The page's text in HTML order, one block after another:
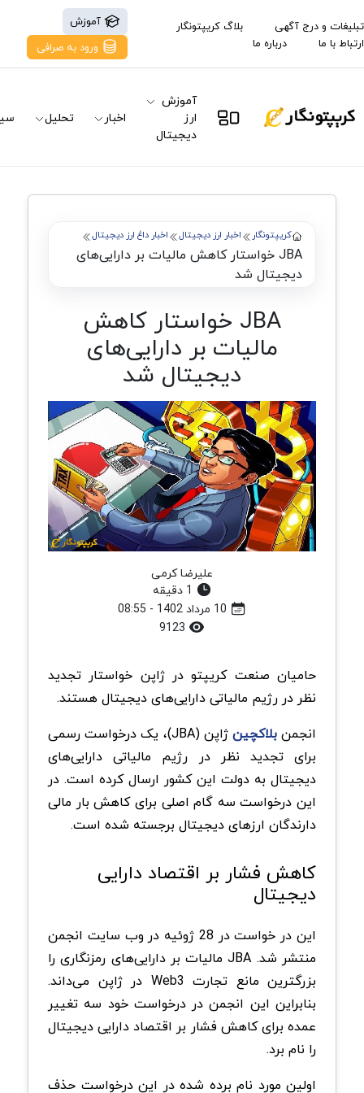
تبلیغات و درج آگهی
بلاگ کریپتونگار
ارتباط با ما
درباره ما
آموزش
ورود به صرافی
آموزش
ارز
دیجیتال
اخبار تحلیل
کریپتونگار اخبار ارز دیجیتال اخبار داغ ارز دیجیتال
JBA خواستار کاهش مالیات بر دارایی‌های
دیجیتال شد
JBA خواستار کاهش
مالیات بر دارایی‌های
دیجیتال شد
علیرضا کرمی
حامیان صنعت کریپتو در ژاپن خواستار تجدید
نظر در رژیم مالیاتی دارایی‌های دیجیتال هستند.
انجمنبلاکچین
ژاپن (JBA)، یک درخواست رسمی
برای تجدید نظر در رژیم مالیاتی دارایی‌های
دیجیتال به دولت این کشور ارسال کرده است. در
این درخواست سه گام اصلی برای کاهش بار مالی
دارندگان ارزهای دیجیتال برجسته شده است.
کاهش فشار بر اقتصاد دارایی
دیجیتال
این در خواست در 28 ژوئیه در وب سایت انجمن
منتشر شد. JBA مالیات بر دارایی‌های رمزنگاری را
بزرگترین مانع تجارت Web3 در ژاپن می‌داند.
بنابراین این انجمن در درخواست خود سه تغییر
عمده برای کاهش فشار بر اقتصاد دارایی دیجیتال
را نام برد.
اولین مورد نام برده شده در این درخواست حذف